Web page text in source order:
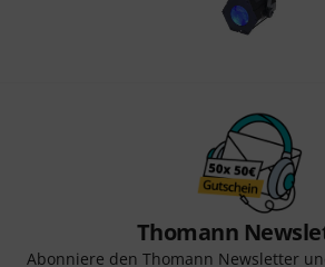
Thomann
Abonniere den Thomann Newsletter